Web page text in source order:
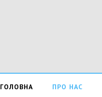
ГОЛОВНА ПРО НАС